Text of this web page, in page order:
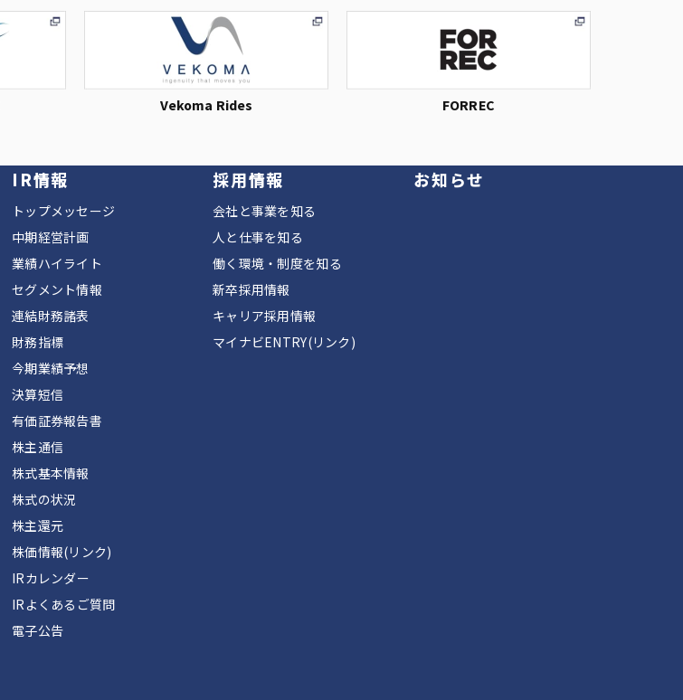
Vekoma Rides FORREC
IR情報
トップメッセージ
中期経営計画
業績ハイライト
セグメント情報
連結財務諸表
財務指標
今期業績予想
決算短信
有価証券報告書
株主通信
株式基本情報
株式の状況
株主還元
株価情報(リンク)
IRカレンダー
IRよくあるご質問
電子公告
採用情報
会社と事業を知る
人と仕事を知る
働く環境・制度を知る
新卒採用情報
キャリア採用情報
マイナビENTRY(リンク)
お知らせ